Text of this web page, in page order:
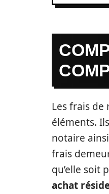
Les frais
éléments.
notaire
frais
qu’elle soit
achat